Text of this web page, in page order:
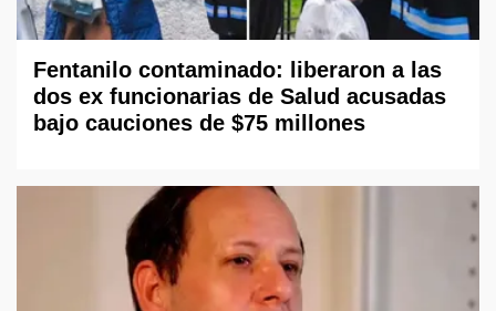
Fentanilo contaminado: liberaron a las
dos ex funcionarias de Salud acusadas
bajo cauciones de $75 millones